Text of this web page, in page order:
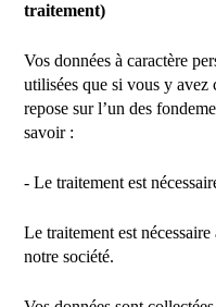
traitement)
Vos données à caractère
utilisées que si vous y
repose sur l’un des
savoir :
- Le traitement est
Le traitement est
notre société.